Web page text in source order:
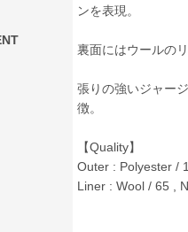
ンを表現。
裏面にはウールの
張りの強いジャー
徴。
【Quality】
Outer : Polyester /
Liner : Wool / 65 ,